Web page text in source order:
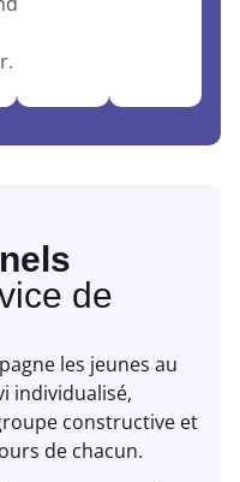
de
les jeunes au
individualisé,
constructive et
de chacun.